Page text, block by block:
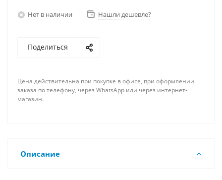
Нет в наличии Нашли дешевле?
Поделиться
Цена действительна при покупке в офисе, при оформлении
заказа по телефону, через WhatsApp или через интернет-
магазин.
Описание